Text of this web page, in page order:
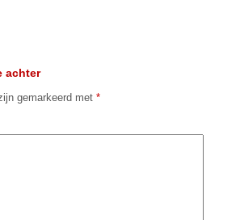
achter
gemarkeerd met *